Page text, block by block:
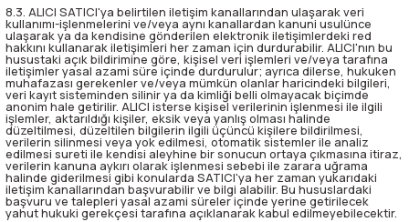
8.3. ALICI SATICI'ya belirtilen iletişim kanallarından ulaşarak veri
kullanımı-işlenmelerini ve/veya aynı kanallardan kanuni usulünce
ulaşarak ya da kendisine gönderilen elektronik iletişimlerdeki red
hakkını kullanarak iletişimleri her zaman için durdurabilir. ALICI'nın bu
husustaki açık bildirimine göre, kişisel veri işlemleri ve/veya tarafına
iletişimler yasal azami süre içinde durdurulur; ayrıca dilerse, hukuken
muhafazası gerekenler ve/veya mümkün olanlar haricindeki bilgileri,
veri kayıt sisteminden silinir ya da kimliği belli olmayacak biçimde
anonim hale getirilir. ALICI isterse kişisel verilerinin işlenmesi ile ilgili
işlemler, aktarıldığı kişiler, eksik veya yanlış olması halinde
düzeltilmesi, düzeltilen bilgilerin ilgili üçüncü kişilere bildirilmesi,
verilerin silinmesi veya yok edilmesi, otomatik sistemler ile analiz
edilmesi sureti ile kendisi aleyhine bir sonucun ortaya çıkmasına itiraz,
verilerin kanuna aykırı olarak işlenmesi sebebi ile zarara uğrama
halinde giderilmesi gibi konularda SATICI'ya her zaman yukarıdaki
iletişim kanallarından başvurabilir ve bilgi alabilir. Bu hususlardaki
başvuru ve talepleri yasal azami süreler içinde yerine getirilecek
yahut hukuki gerekçesi tarafına açıklanarak kabul edilmeyebilecektir.